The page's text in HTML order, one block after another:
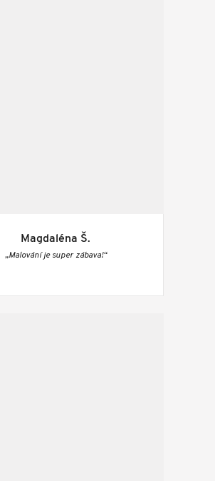
Magdaléna Š.
„Malování je super zábava!“